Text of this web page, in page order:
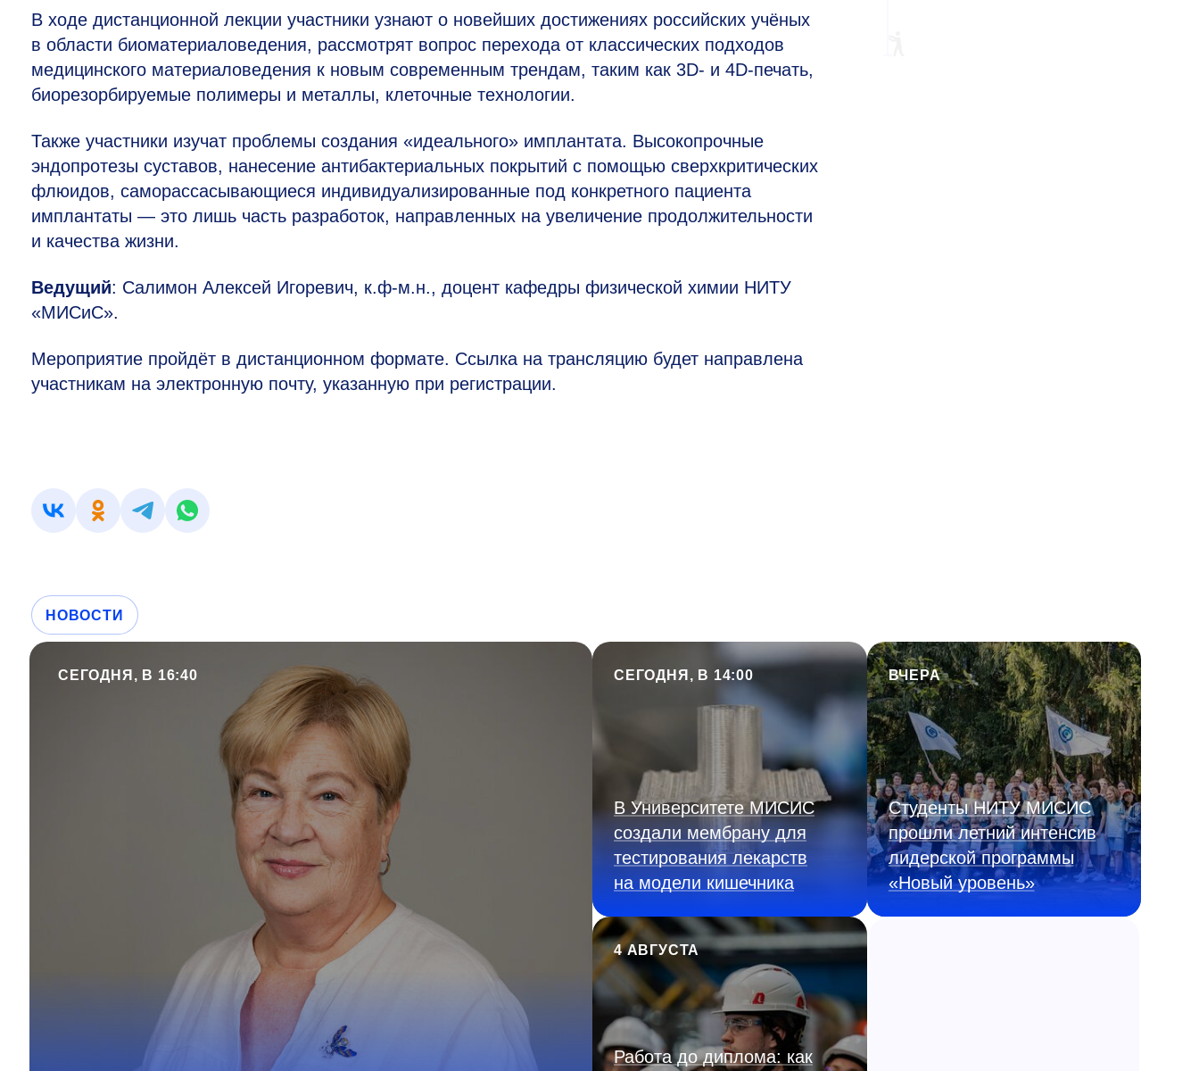
В ходе дистанционной лекции участники узнают о новейших достижениях российских учёных
в области биоматериаловедения, рассмотрят вопрос перехода от классических подходов
медицинского материаловедения к новым современным трендам, таким как 3D- и 4D-печать,
биорезорбируемые полимеры и металлы, клеточные технологии.
Также участники изучат проблемы создания «идеального» имплантата. Высокопрочные
эндопротезы суставов, нанесение антибактериальных покрытий с помощью сверхкритических
флюидов, саморассасывающиеся индивидуализированные под конкретного пациента
имплантаты — это лишь часть разработок, направленных на увеличение продолжительности
и качества жизни.
Ведущий: Салимон Алексей Игоревич, к.ф-м.н., доцент кафедры физической химии НИТУ
«МИСиС».
Мероприятие пройдёт в дистанционном формате. Ссылка на трансляцию будет направлена
участникам на электронную почту, указанную при регистрации.
НОВОСТИ
СЕГОДНЯ, В 16:40 СЕГОДНЯ, В 14:00
В Университете МИСИС
создали мембрану для
тестирования лекарств
на модели кишечника
ВЧЕРА
Студенты НИТУ МИСИС
прошли летний интенсив
лидерской программы
«Новый уровень»
4 АВГУСТА
Работа до диплома: как